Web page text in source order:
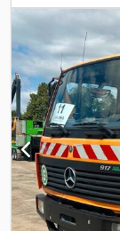
2 tengely, szín:
kibocsátási osztály:
daru,
Tdve Aerf